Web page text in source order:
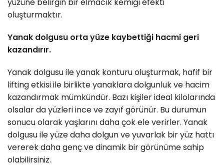
oluşturmaktır.
Yanak dolgusu orta yüze kaybettiği hacmi geri
kazandırır.
Yanak dolgusu ile yanak konturu oluşturmak, hafif bir
lifting etkisi ile birlikte yanaklara dolgunluk ve hacim
kazandırmak mümkündür. Bazı kişiler ideal kilolarında
olsalar da yüzleri ince ve zayıf görünür. Bu durumun
sonucu olarak yaşlarını daha çok ele verirler. Yanak
dolgusu ile yüze daha dolgun ve yuvarlak bir yüz hattı
vererek daha genç ve dinamik bir görünüme sahip
olabilirsiniz.